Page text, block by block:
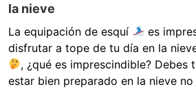
la nieve
La equipación de esquí
es
disfrutar a tope de tu día en la
, ¿qué es imprescindible? Debes
estar bien preparado en la nieve